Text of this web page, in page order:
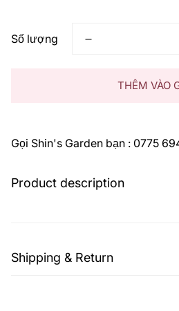
Số lượng
THÊM VÀO
Gọi Shin's Garden bạn : 0775
Product description
Shipping & Return